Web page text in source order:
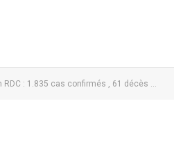
cas confirmés , 61 décès et 303 personnes guéries